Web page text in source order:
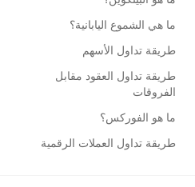
ما هي الشموع اليابانية؟
طريقة تداول الأسهم
طريقة تداول العقود مقابل
الفروقات
ما هو الفوركس؟
طريقة تداول العملات الرقمية